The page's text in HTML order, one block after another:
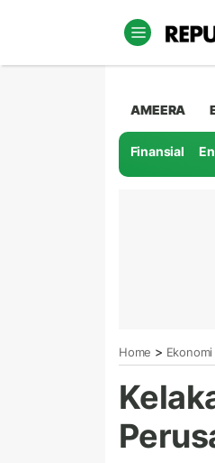
AMEERA
Finansial
Home > Ekonomi